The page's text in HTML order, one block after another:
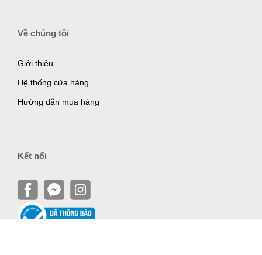
Về chúng tôi
Giới thiệu
Hệ thống cửa hàng
Hướng dẫn mua hàng
Kết nối